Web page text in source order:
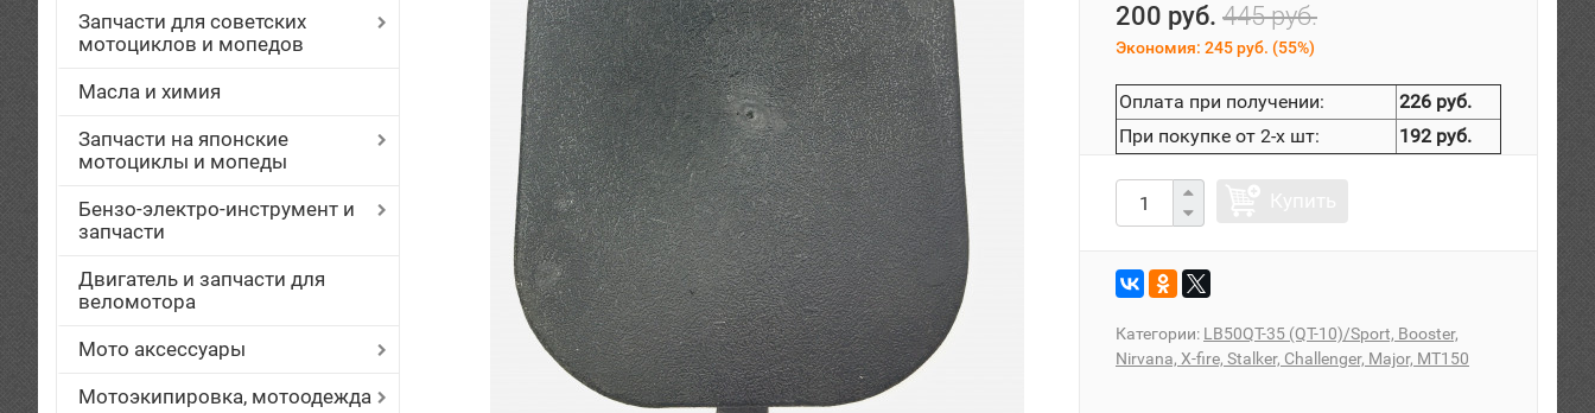
Запчасти для советских
мотоциклов и мопедов
Масла и химия
Запчасти на японские
мотоциклы и мопеды
Бензо-электро-инструмент и
запчасти
Двигатель и запчасти для
веломотора
Мото аксессуары
Мотоэкипировка, мотоодежда
200 руб. 445 руб.
Экономия: 245 руб. (55%)
Оплата при получении:
226 руб.
При покупке от 2-х шт:
192 руб.
Категории: LB50QT-35 (QT-10)/Sport, Booster,
Nirvana, X-fire, Stalker, Challenger, Major, MT150